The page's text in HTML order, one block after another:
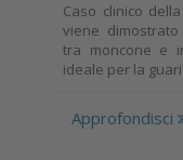
Caso clinico
viene
tra moncone e
ideale per la
Approfondisci